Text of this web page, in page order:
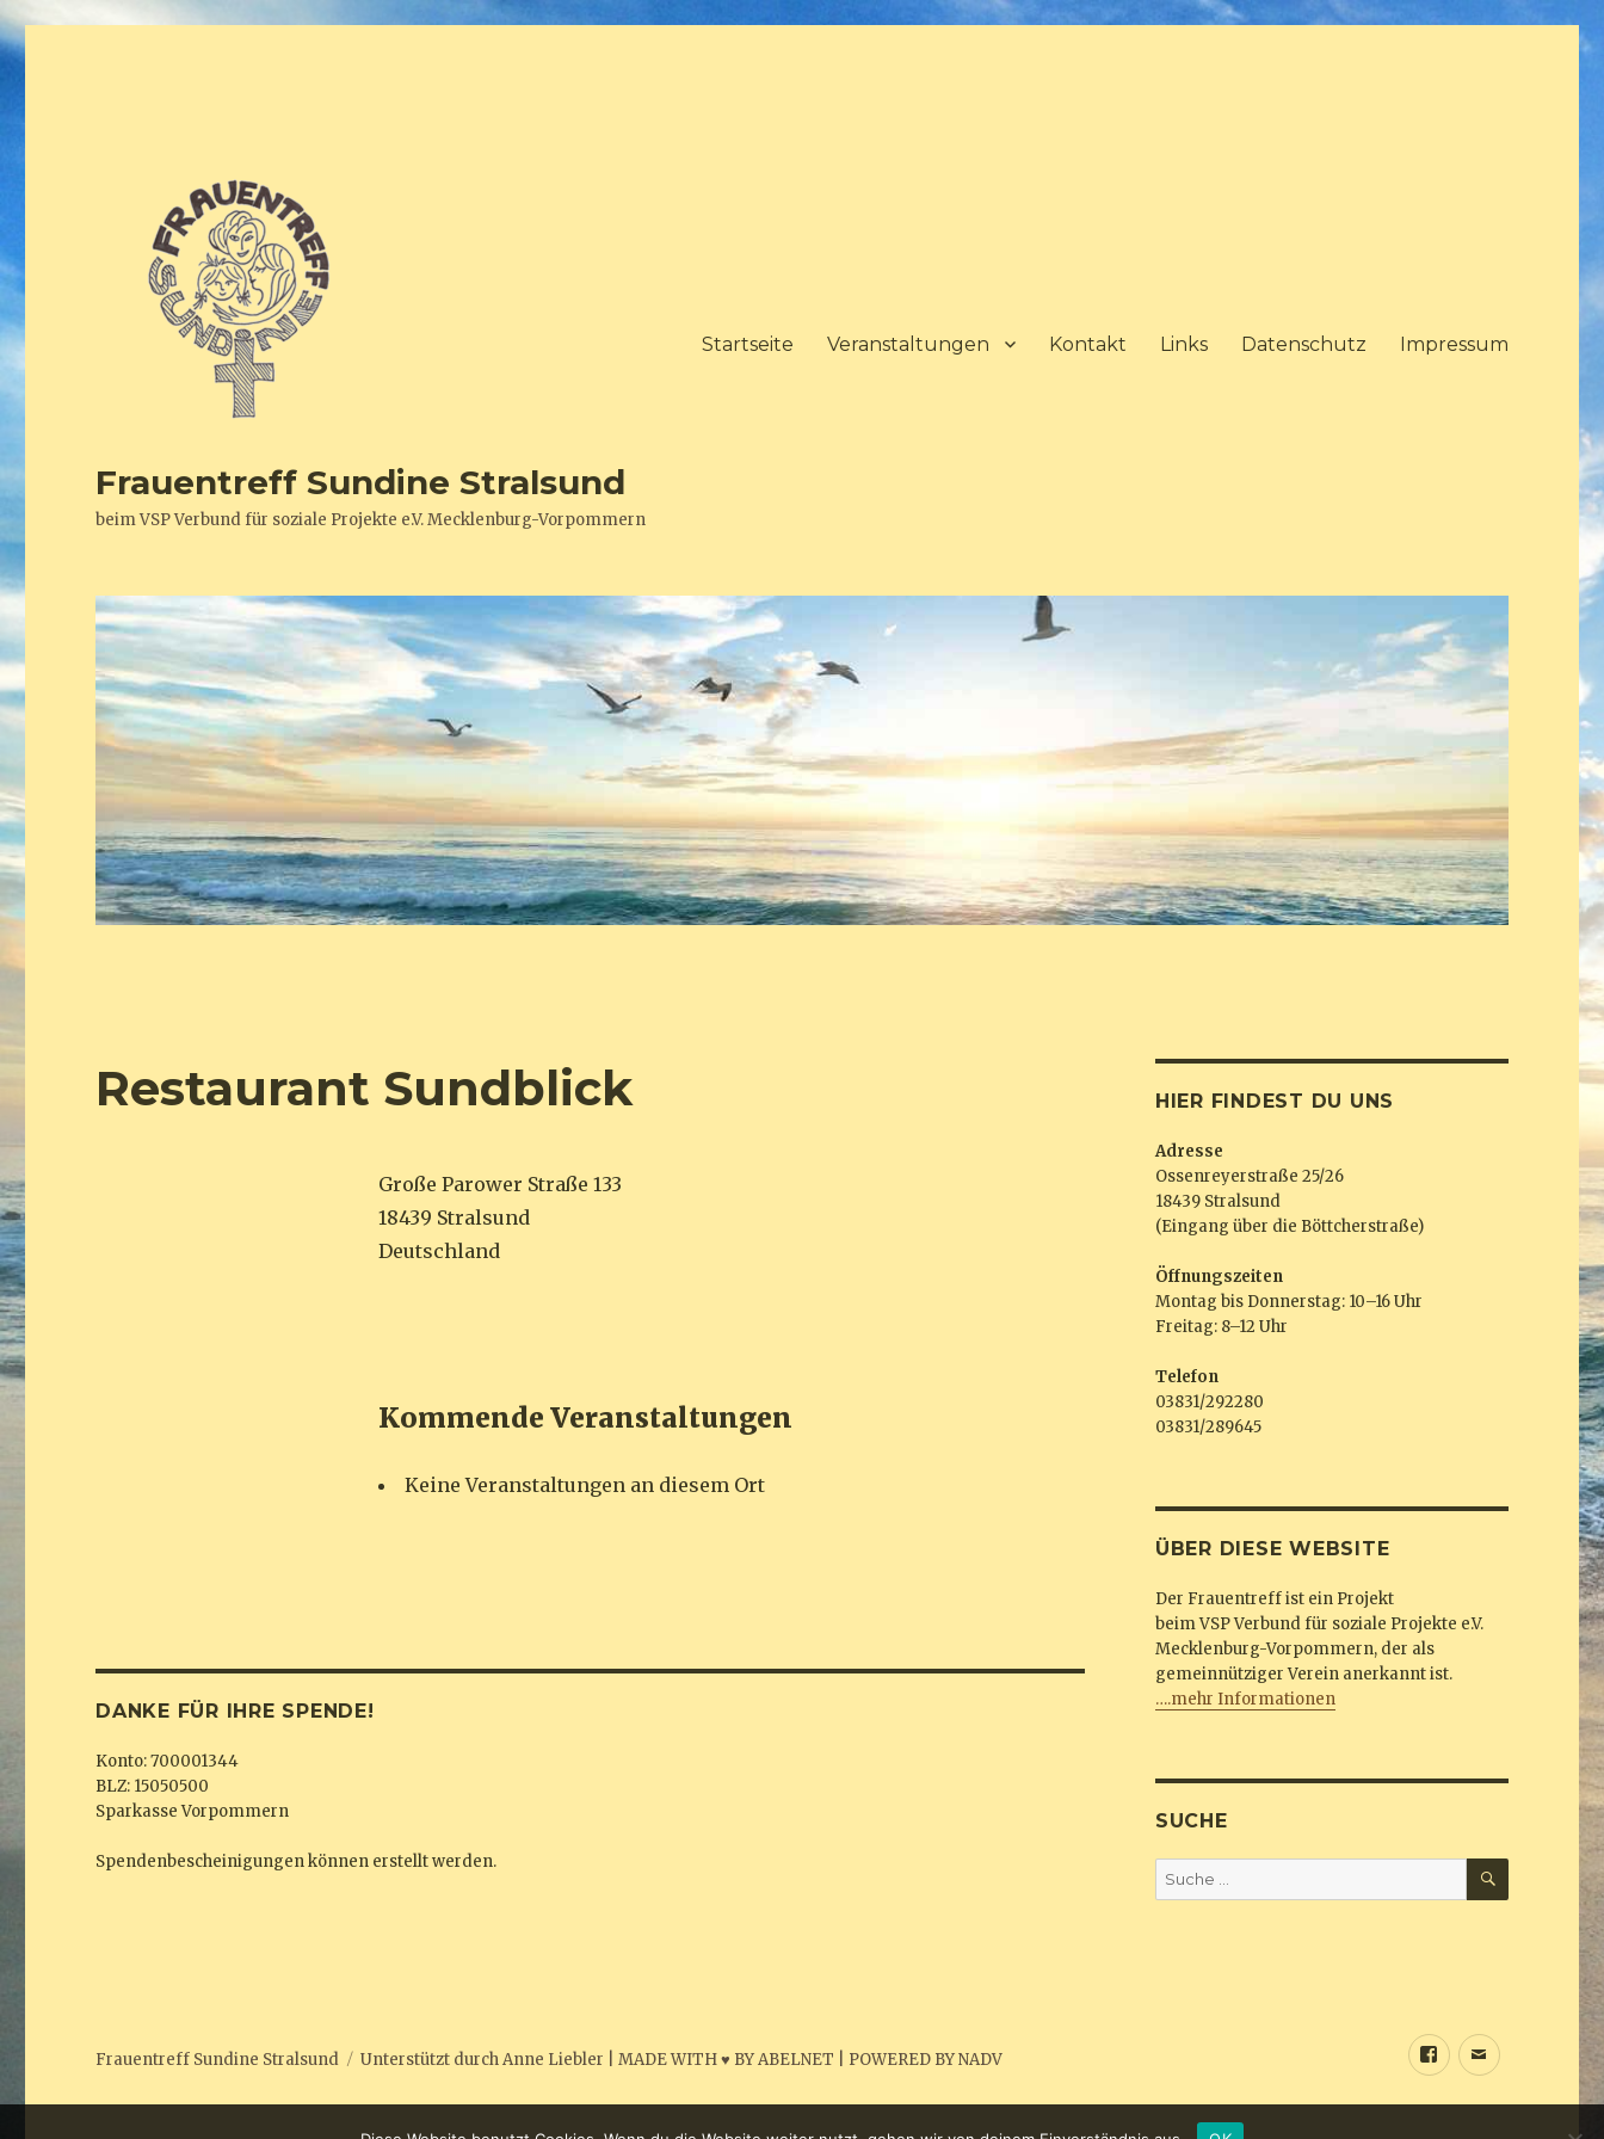
Frauentreff Sundine Stralsund
beim VSP Verbund für soziale Projekte e.V. Mecklenburg-Vorpommern
Startseite Veranstaltungen Kontakt Links Datenschutz Impressum
Restaurant Sundblick
Große Parower Straße 133
18439 Stralsund
Deutschland
Kommende Veranstaltungen
Keine Veranstaltungen an diesem Ort
DANKE FÜR IHRE SPENDE!
Konto: 700001344
BLZ: 15050500
Sparkasse Vorpommern
Spendenbescheinigungen können erstellt werden.
HIER FINDEST DU UNS
Adresse
Ossenreyerstraße 25/26
18439 Stralsund
(Eingang über die Böttcherstraße)
Öffnungszeiten
Montag bis Donnerstag: 10–16 Uhr
Freitag: 8–12 Uhr
Telefon
03831/292280
03831/289645
ÜBER DIESE WEBSITE
Der Frauentreff ist ein Projekt
beim VSP Verbund für soziale Projekte e.V.
Mecklenburg-Vorpommern, der als
gemeinnütziger Verein anerkannt ist.
….mehr Informationen
SUCHE
Suche
nach:
SUCHEN
Sundine
E-
Frauentreff Sundine Stralsund Unterstützt durchAnne Liebler |MADE WITH ♥ BY ABELNET POWERED BY NADV